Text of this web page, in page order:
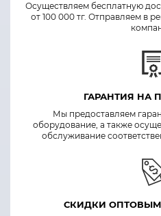
Осуществляем бесплатную
от 100 000 тг. Отправляем в
ГАРАНТИЯ НА
Мы предоставляем
оборудование, а также
обслуживание
СКИДКИ